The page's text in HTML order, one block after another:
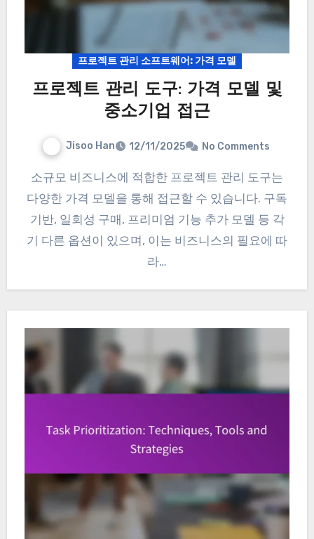
프로젝트 관리 소프트웨어: 가격 모델
프로젝트 관리 도구: 가격 모델 및
중소기업 접근
Jisoo Han 12/11/2025 No Comments
소규모 비즈니스에 적합한 프로젝트 관리 도구는
다양한 가격 모델을 통해 접근할 수 있습니다. 구독
기반, 일회성 구매, 프리미엄 기능 추가 모델 등 각
기 다른 옵션이 있으며, 이는 비즈니스의 필요에 따
라…